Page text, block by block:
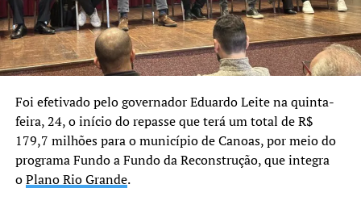
Foi efetivado pelo governador Eduardo Leite na quinta-
feira, 24, o início do repasse que terá um total de R$
179,7 milhões para o município de Canoas, por meio do
programa Fundo a Fundo da Reconstrução, que integra
oPlano Rio Grande.